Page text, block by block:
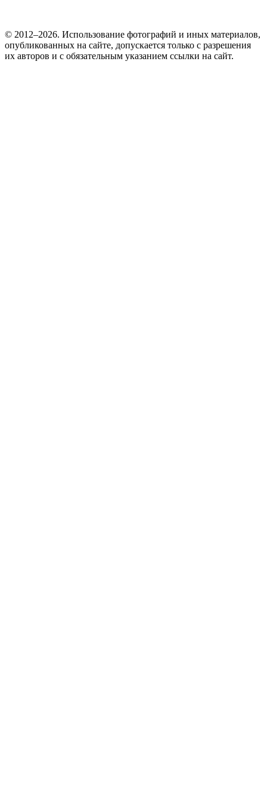
© 2012–2026. Использование фотографий и иных материалов,
опубликованных на сайте, допускается только с разрешения
их авторов и c обязательным указанием ссылки на сайт.